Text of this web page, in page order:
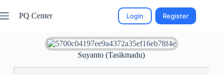
PQ Center Login Register
Suyanto (Tasikmadu)